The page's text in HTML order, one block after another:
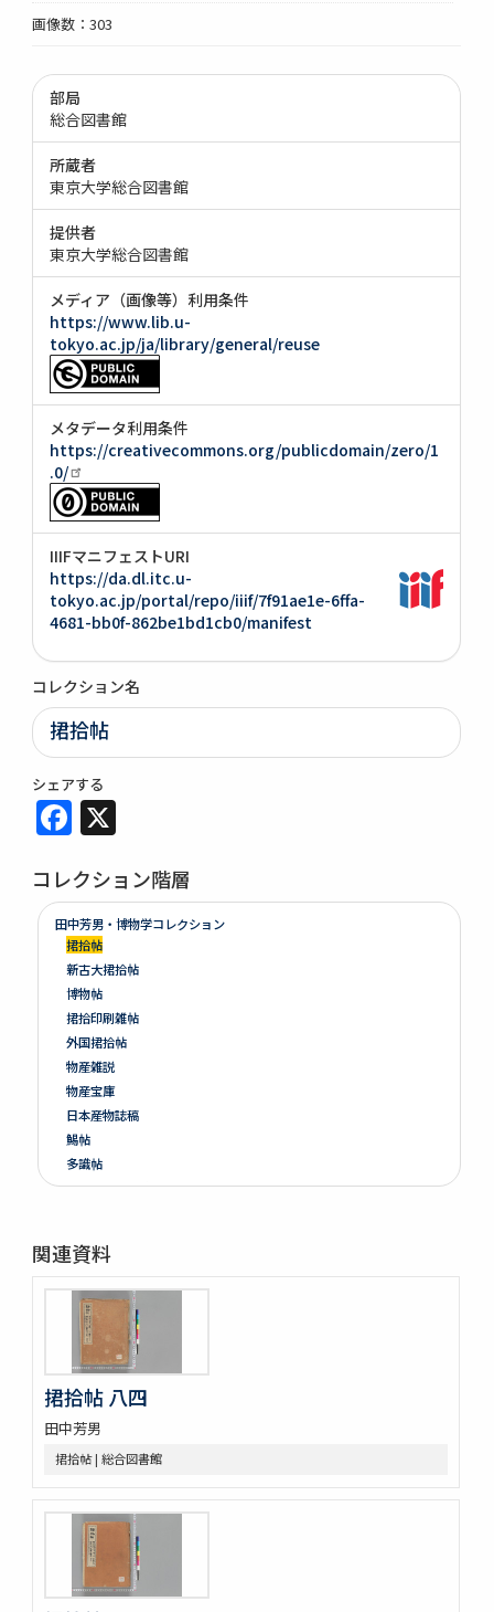
画像数：303
部局
総合図書館
所蔵者
東京大学総合図書館
提供者
東京大学総合図書館
メディア（画像等）利用条件
https://www.lib.u-
tokyo.ac.jp/ja/library/general/reuse
メタデータ利用条件
https://creativecommons.org/publicdomain/zero/1
.0/
IIIFマニフェストURI
https://da.dl.itc.u-
tokyo.ac.jp/portal/repo/iiif/7f91ae1e-6ffa-
4681-bb0f-862be1bd1cb0/manifest
コレクション名
捃拾帖
シェアする
Facebook
コレクション階層
田中芳男・博物学コレクション
捃拾帖
新古大捃拾帖
博物帖
捃拾印刷雑帖
外国捃拾帖
物産雑説
物産宝庫
日本産物誌稿
鯣帖
多識帖
明治六年墺國博覽會出品寫真帖
神都印刷帖附農業館掛図・絵
共進会並水産博覧会帖
繭絲織物陶漆器共進会帖
博物學寫眞圖
鳥類標本及寫眞圖
雀巣庵禽譜
隨観冩真 20巻 (存4巻)
蟲豸圖譜 (存2巻)
坤輿圖説
象志
鶴虱攷 1巻附聖恵方1巻醫方類聚撮鈔1巻
薩州産物録
搾油濫觴 1巻裏書1巻附考1巻
関連資料
捃拾帖 八四
田中芳男
捃拾帖 | 総合図書館